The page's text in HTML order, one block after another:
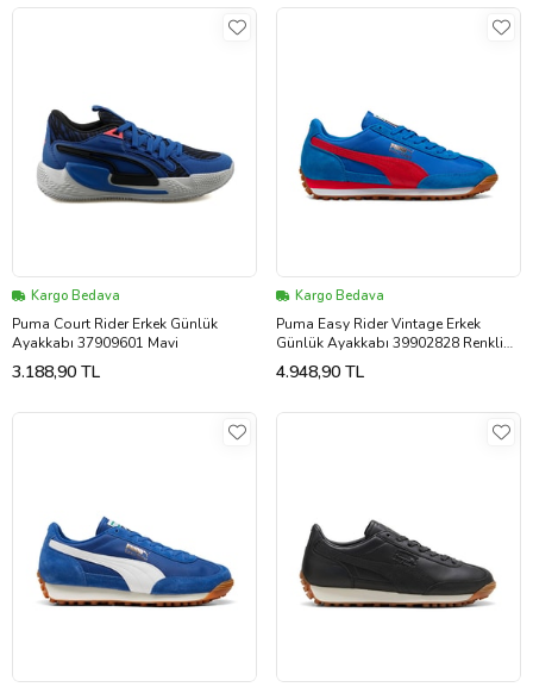
Kargo Bedava
Puma Court Rider Erkek Günlük
Ayakkabı 37909601 Mavi
3.188,90 TL
Kargo Bedava
Puma Easy Rider Vintage Erkek
Günlük Ayakkabı 39902828 Renkli
(Çok Renkli)
4.948,90 TL